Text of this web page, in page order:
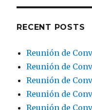
RECENT POSTS
Reunión de
Reunión de
Reunión de
Reunión de
Reunión de